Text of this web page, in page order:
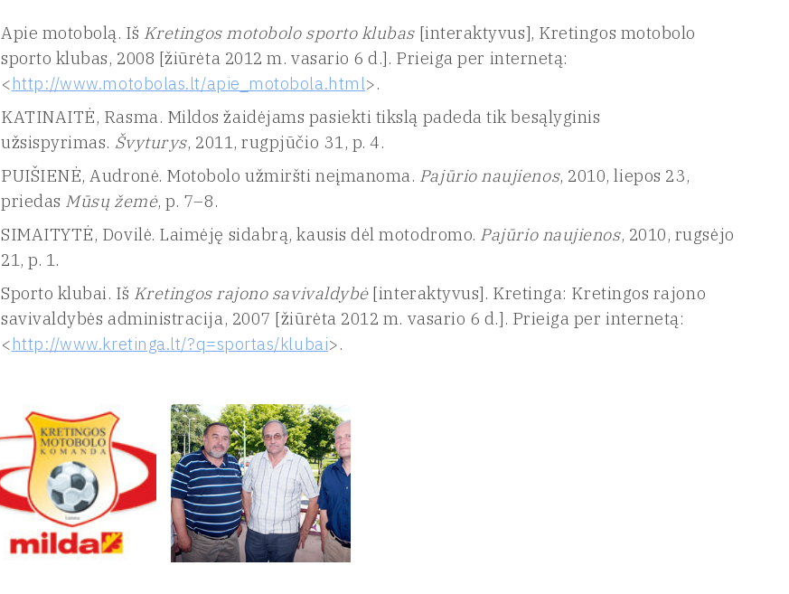
Apie motobolą. Iš Kretingos motobolo sporto klubas [interaktyvus], Kretingos motobolo
sporto klubas, 2008 [žiūrėta 2012 m. vasario 6 d.]. Prieiga per internetą:
<http://www.motobolas.lt/apie_motobola.html>.
KATINAITĖ, Rasma. Mildos žaidėjams pasiekti tikslą padeda tik besąlyginis
užsispyrimas. Švyturys, 2011, rugpjūčio 31, p. 4.
PUIŠIENĖ, Audronė. Motobolo užmiršti neįmanoma. Pajūrio naujienos, 2010, liepos 23,
priedas Mūsų žemė, p. 7–8.
SIMAITYTĖ, Dovilė. Laimėję sidabrą, kausis dėl motodromo. Pajūrio naujienos, 2010, rugsėjo
21, p. 1.
Sporto klubai. Iš Kretingos rajono savivaldybė[interaktyvus]. Kretinga: Kretingos rajono
savivaldybės administracija, 2007 [žiūrėta 2012 m. vasario 6 d.]. Prieiga per internetą:
<http://www.kretinga.lt/?q=sportas/klubai>.